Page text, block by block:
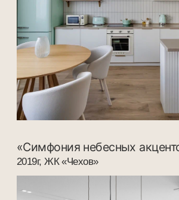
Услуги
Проекты
{ Telegram }
{ Связаться }
Этапы
deremyan
interiors
leksadesign@mail.ru